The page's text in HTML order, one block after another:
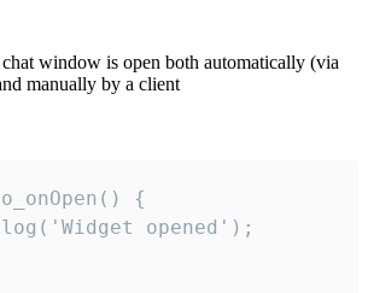
window is open both automatically (via
manually by a client
{
opened');